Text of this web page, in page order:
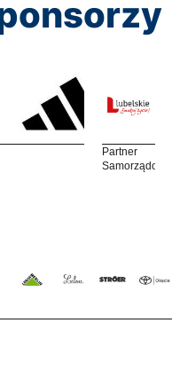
Partner
Samorządowy